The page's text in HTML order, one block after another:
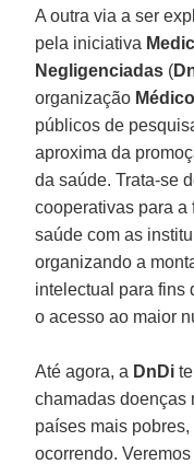
A outra via a ser
pela iniciativa
Negligenciadas (
organização
públicos de
aproxima da
da saúde. Trata-se
cooperativas para a
saúde com as
organizando a
intelectual para fins
o acesso ao maior
Até agora, a DnDi
chamadas doenças
países mais
ocorrendo.